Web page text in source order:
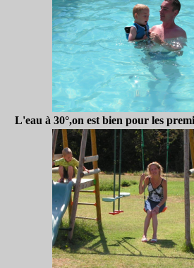
L'eau à 30°,on est bien pour les